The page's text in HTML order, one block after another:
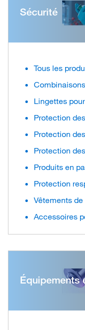
Sécurité
Tous les
Lingettes
Protection
Protection
Protection
Produits en
Protection
Vêtements
Accessoires
Équipements